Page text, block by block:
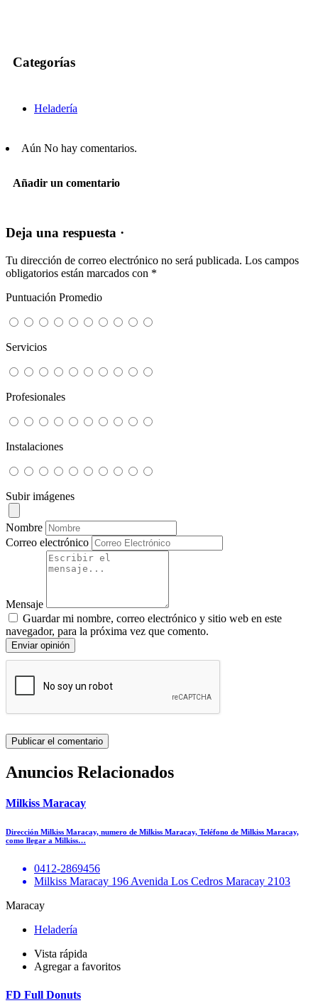
Categorías
Heladería
Aún No hay comentarios.
Añadir un comentario
Deja una respuesta ·
Tu dirección de correo electrónico no será publicada. Los campos
obligatorios están marcados con *
Puntuación Promedio
Servicios
Profesionales
Instalaciones
Subir imágenes
Nombre
Correo electrónico
Mensaje
Guardar mi nombre, correo electrónico y sitio web en este
navegador, para la próxima vez que comento.
Enviar opinión
Anuncios Relacionados
Milkiss Maracay
Dirección Milkiss Maracay, numero de Milkiss Maracay, Teléfono de Milkiss Maracay,
como llegar a Milkiss…
0412-2869456
Milkiss Maracay 196 Avenida Los Cedros Maracay 2103
Maracay
Heladería
Vista rápida
Agregar a favoritos
FD Full Donuts